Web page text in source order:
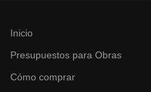
Inicio
Presupuestos para Obras
Cómo comprar